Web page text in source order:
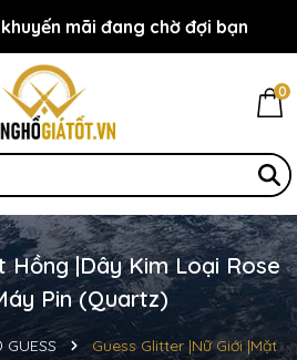
đến với Đồnghồgiátốt.vn!
mãi đang chờ đợi bạn
0
Hồng |Dây Kim Loại Rose
Pin (Quartz)
Guess Glitter |Nữ Giới |Mặt